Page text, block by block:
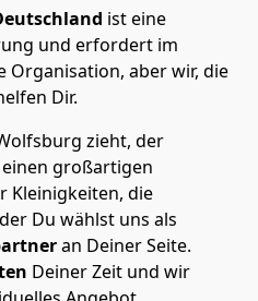
ist eine
und erfordert im
aber wir, die
Dir.
zieht, der
einen großartigen
Kleinigkeiten, die
Du wählst uns als
an Deiner Seite.
Deiner Zeit und wir